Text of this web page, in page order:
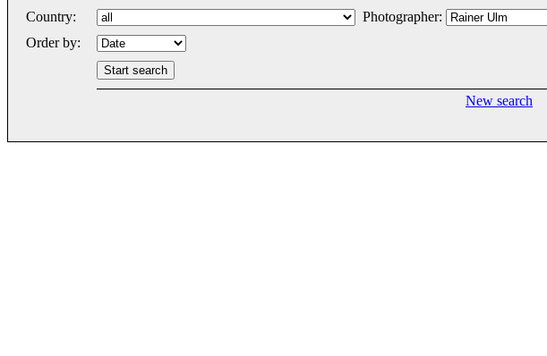
Country:
Photographer:
Order by:
New search